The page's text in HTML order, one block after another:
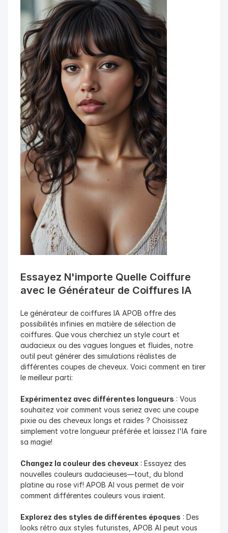
Essayez N'importe Quelle Coiffure
avec le Générateur de Coiffures IA
Le générateur de coiffures IA APOB offre des
possibilités infinies en matière de sélection de
coiffures. Que vous cherchiez un style court et
audacieux ou des vagues longues et fluides, notre
outil peut générer des simulations réalistes de
différentes coupes de cheveux. Voici comment en tirer
le meilleur parti:
Expérimentez avec différentes longueurs : Vous
souhaitez voir comment vous seriez avec une coupe
pixie ou des cheveux longs et raides ? Choisissez
simplement votre longueur préférée et laissez l'IA faire
sa magie!
Changez la couleur des cheveux : Essayez des
nouvelles couleurs audacieuses—tout, du blond
platine au rose vif! APOB AI vous permet de voir
comment différentes couleurs vous iraient.
Explorez des styles de différentes époques : Des
looks rétro aux styles futuristes, APOB AI peut vous